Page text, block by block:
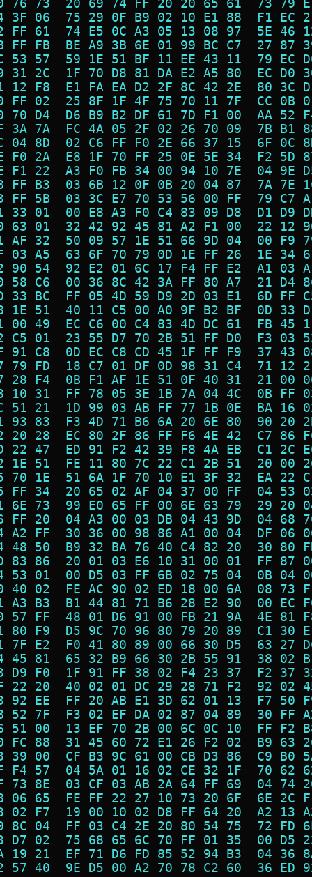
76 73  20 69 74 FF 20 20 65 61  73
3F 06  75 29 0F B9 02 10 E1 88  F1
FF 61  74 E5 0C A3 05 13 08 97  5E
FF FB  BE A9 3B 6E 01 99 BC C7  27
53 57  59 1E 51 BF 11 EE 43 11  79
31 2C  1F 70 D8 81 DA E2 A5 80  EC
12 F8  E1 FA EA D2 2F 8C 42 2E  80
FF 02  25 8F 1F 4F 75 70 11 7F  CC
70 D4  D6 B9 B2 DF 61 7D F1 00  AA
3A 7A  FC 4A 05 2F 02 26 70 09  7B
04 8D  02 C6 FF F0 2E 66 37 15  6F
F0 2A  E8 1F 70 FF 25 0E 5E 34  F2
F1 22  A3 F0 FB 34 00 94 10 7E  04
FF B3  03 6B 12 0F 0B 20 04 87  7A
FF 5B  03 3C E7 70 53 56 00 FF  79
33 01  00 E8 A3 F0 C4 83 09 D8  D1
63 01  32 42 92 45 81 A2 F1 00  22
AF 32  50 09 57 1E 51 66 9D 04  00
03 A5  63 6F 70 79 0D 1E FF 26  1E
90 54  92 E2 01 6C 17 F4 FF E2  A1
58 C6  00 36 8C 42 3A FF 80 A7  21
33 BC  FF 05 4D 59 D9 2D 03 E1  6D
1E 51  40 11 C5 00 A0 9F B2 BF  0D
00 49  EC C6 00 C4 83 4D DC 61  FB
C5 01  23 55 D7 70 2B 51 FF D0  F3
91 C8  0D EC C8 CD 45 1F FF F9  37
79 FD  18 C7 01 DF 0D 98 31 C4  71
28 F4  0B F1 AF 1E 51 0F 40 31  21
10 31  FF 78 05 3E 1B 7A 04 4C  0B
51 21  1D 99 03 AB FF 77 1B 0E  BA
93 83  F3 4D 71 B6 6A 20 6E 80  90
20 28  EC 80 2F 86 FF F6 4E 42  C7
22 47  ED 91 F2 42 39 F8 4A EB  C1
1E 51  FE 11 80 7C 22 C1 2B 51  20
70 1E  51 6A 1F 70 10 E1 3F 32  EA
FF 34  20 65 02 AF 04 37 00 FF  04
6E 73  99 E0 65 FF 00 6E 63 79  29
FF 20  04 A3 00 03 DB 04 43 9D  04
A2 FF  30 36 00 98 86 A1 00 04  DF
48 50  B9 32 BA 76 40 C4 82 20  30
83 86  20 01 03 E6 10 31 00 01  FF
53 01  00 D5 03 FF 6B 02 75 04  0B
40 02  FE AC 90 02 ED 18 00 6A  08
A3 B3  B1 44 81 71 B6 28 E2 90  00
57 FF  48 01 D6 91 00 FB 21 9A  4E
80 F9  D5 9C 70 96 80 79 20 89  C1
7F E2  F0 41 80 89 00 66 30 D5  63
45 81  65 32 B9 66 30 2B 55 91  38
D9 F0  1F 91 FF 38 02 F4 23 37  F2
22 20  40 02 01 DC 29 28 71 F2  92
92 EE  FF 20 AB E1 3D 62 01 13  F7
52 7F  F3 02 EF DA 02 87 04 89  30
51 00  13 EF 70 2B 00 6C 0C 10  FF
FC 88  31 45 60 72 E1 26 F2 02  B9
39 00  CF B3 9C 61 00 CB D3 86  C9
F4 57  04 5A 01 16 02 CE 32 1F  70
73 8E  03 CF 03 AB 2A 64 FF 69  04
06 65  FE FF 22 27 10 73 20 6F  6E
02 F7  19 00 10 02 D8 FF 64 20  A2
8C 04  FF 03 C4 2E 20 80 54 75  72
D7 02  75 68 65 6C 70 FF 01 35  00
19 21  EF 71 D6 FD 85 52 94 B3  04
57 40  9E D5 00 A2 70 78 C2 60  36